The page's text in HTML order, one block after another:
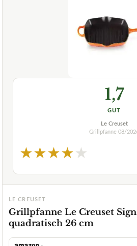
1,7
GUT
Le Creuset
Grillpfanne 08/
★★★★★
LE CREUSET
Grillpfanne Le Creuset
quadratisch 26 cm